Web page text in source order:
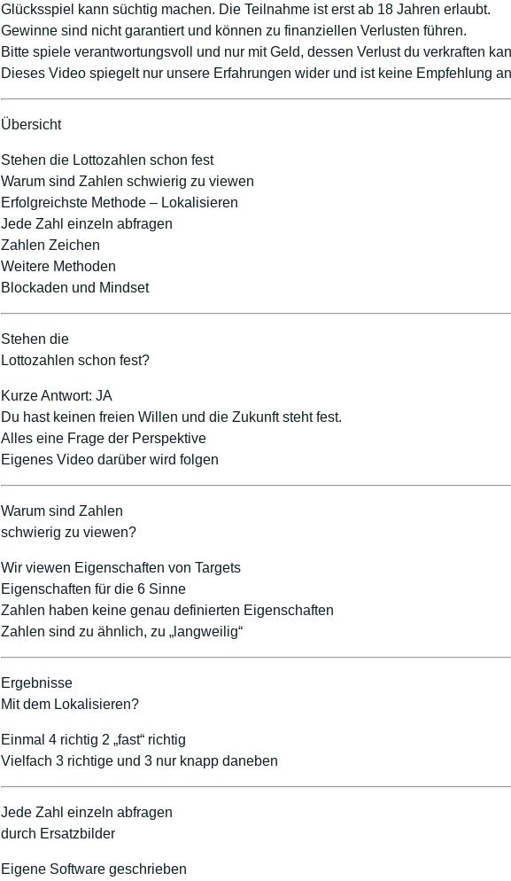
Glücksspiel kann süchtig machen. Die Teilnahme ist erst ab 18 Jahren erlaubt.
Gewinne sind nicht garantiert und können zu finanziellen Verlusten führen.
Bitte spiele verantwortungsvoll und nur mit Geld, dessen Verlust du verkraften
Dieses Video spiegelt nur unsere Erfahrungen wider und ist keine Empfehlung
Übersicht
Stehen die Lottozahlen schon fest
Warum sind Zahlen schwierig zu viewen
Erfolgreichste Methode – Lokalisieren
Jede Zahl einzeln abfragen
Zahlen Zeichen
Weitere Methoden
Blockaden und Mindset
Stehen die
Lottozahlen schon fest?
Kurze Antwort: JA
Du hast keinen freien Willen und die Zukunft steht fest.
Alles eine Frage der Perspektive
Eigenes Video darüber wird folgen
Warum sind Zahlen
schwierig zu viewen?
Wir viewen Eigenschaften von Targets
Eigenschaften für die 6 Sinne
Zahlen haben keine genau definierten Eigenschaften
Zahlen sind zu ähnlich, zu „langweilig“
Ergebnisse
Mit dem Lokalisieren?
Einmal 4 richtig 2 „fast“ richtig
Vielfach 3 richtige und 3 nur knapp daneben
Jede Zahl einzeln abfragen
durch Ersatzbilder
Eigene Software geschrieben